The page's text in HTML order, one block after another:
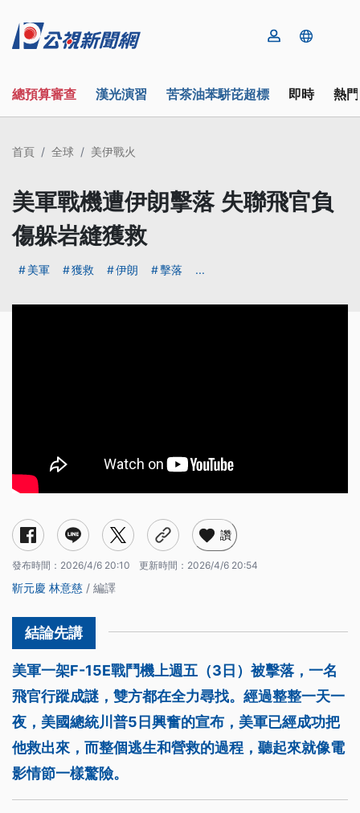
總預算審查 漢光演習 苦茶油苯駢芘超標 即時 熱
首頁 全球 美伊戰火
美軍戰機遭伊朗擊落 失聯飛官負
傷躲岩縫獲救
美軍 獲救 伊朗 擊落 ...
讚
發布時間： 2026/4/6 20:10 更新時間： 2026/4/6 20:54
靳元慶 林意慈 / 編譯
美軍一架F-15E戰鬥機上週五（3日）被擊落，一名
飛官行蹤成謎，雙方都在全力尋找。經過整整一天一
夜，美國總統川普5日興奮的宣布，美軍已經成功把
他救出來，而整個逃生和營救的過程，聽起來就像電
影情節一樣驚險。